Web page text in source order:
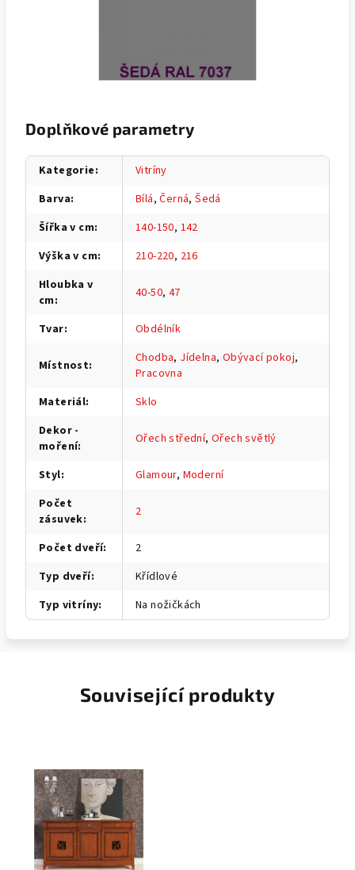
Doplňkové parametry
Kategorie:
Vitríny
Barva: Bílá,Černá,Šedá
Šířka v cm: 140-150, 142
Výška v cm: 210-220, 216
Hloubka v
cm: 40-50, 47
Tvar: Obdélník
Místnost: Chodba, Jídelna, Obývací pokoj,
Pracovna
Materiál:
Sklo
Dekor -
moření: Ořech střední,Ořech světlý
Styl: Glamour, Moderní
Počet
zásuvek: 2
Počet dveří:
2
Typ dveří:
Křídlové
Typ vitríny: Na nožičkách
Související produkty